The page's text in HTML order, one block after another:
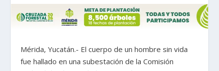
Mérida, Yucatán.- El cuerpo de un hombre sin vida
fue hallado en una subestación de la Comisión